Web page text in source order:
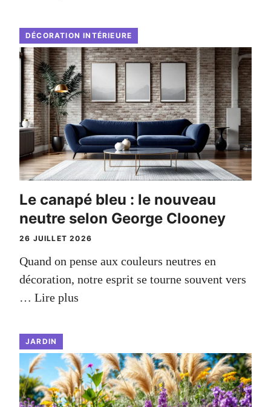
DÉCORATION INTÉRIEURE
Le canapé bleu : le nouveau
neutre selon George Clooney
26 JUILLET 2026
Quand on pense aux couleurs neutres en
décoration, notre esprit se tourne souvent vers
… Lire plus
JARDIN